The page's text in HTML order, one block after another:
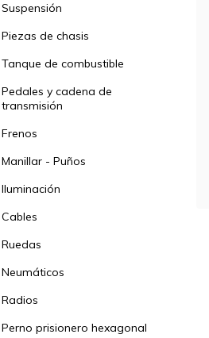
Suspensión
Piezas de chasis
Tanque de combustible
Pedales y cadena de
transmisión
Frenos
Manillar - Puños
Iluminación
Cables
Ruedas
Neumáticos
Radios
Perno prisionero hexagonal